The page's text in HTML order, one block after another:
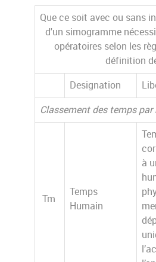
Que ce soit avec ou sans
d'un simogramme
opératoires selon les
définition
Designation
Classement des temps par
Tm
Temps
Humain
à